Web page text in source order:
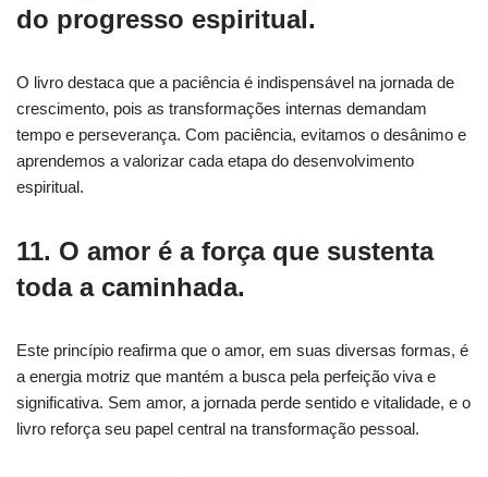
do progresso espiritual.
O livro destaca que a paciência é indispensável na jornada de
crescimento, pois as transformações internas demandam
tempo e perseverança. Com paciência, evitamos o desânimo e
aprendemos a valorizar cada etapa do desenvolvimento
espiritual.
11. O amor é a força que sustenta
toda a caminhada.
Este princípio reafirma que o amor, em suas diversas formas, é
a energia motriz que mantém a busca pela perfeição viva e
significativa. Sem amor, a jornada perde sentido e vitalidade, e o
livro reforça seu papel central na transformação pessoal.